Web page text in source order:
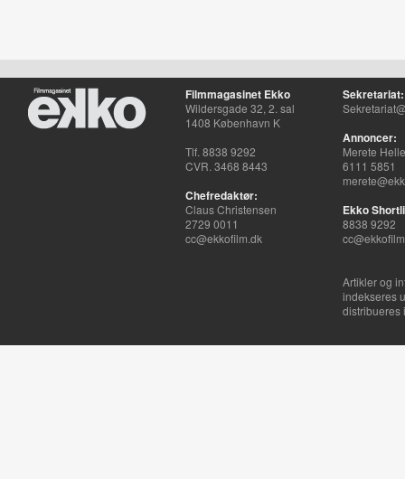
Filmmagasinet Ekko
Wildersgade 32, 2. sal
1408 København K
Tlf. 8838 9292
CVR. 3468 8443
Chefredaktør:
Claus Christensen
2729 0011
cc@ekkofilm.dk
Sekretariat:
Annoncer:
Merete
6111 5851
Ekko
8838 9292
Artikler og
indekseres
distribueres